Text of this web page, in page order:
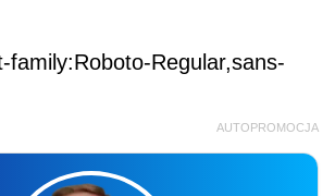
family:Roboto-Regular,sans-
AUTOPROMOCJA